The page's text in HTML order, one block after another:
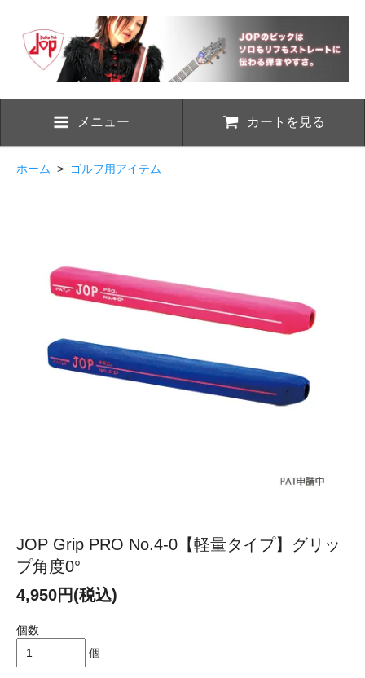
メニュー カートを見る
ホーム > ゴルフ用アイテム
JOP Grip PRO No.4-0【軽量タイプ】グリッ
プ角度0°
4,950円(税込)
個数
個